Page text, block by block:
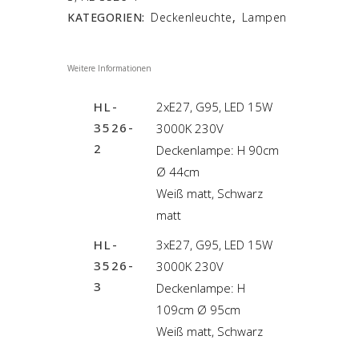
KATEGORIEN: Deckenleuchte, Lampen
Weitere Informationen
HL-
3526-
2
2xE27, G95, LED 15W
3000K 230V
Deckenlampe: H 90cm
Ø 44cm
Weiß matt, Schwarz
matt
HL-
3526-
3
3xE27, G95, LED 15W
3000K 230V
Deckenlampe: H
109cm Ø 95cm
Weiß matt, Schwarz